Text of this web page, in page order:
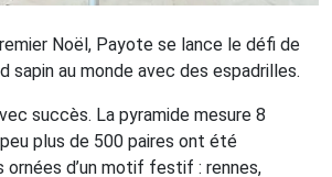
Noël, Payote se lance le défi de
sapin au monde avec des espadrilles.
succès. La pyramide mesure 8
plus de 500 paires ont été
d’un motif festif : rennes,